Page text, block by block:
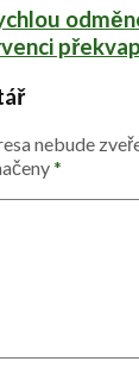
nebude
*